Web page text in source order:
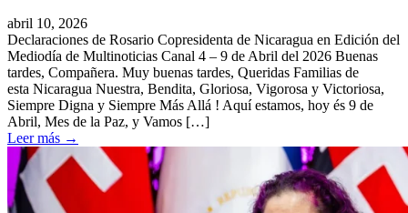
abril 10, 2026
Declaraciones de Rosario Copresidenta de Nicaragua en Edición del
Mediodía de Multinoticias Canal 4 – 9 de Abril del 2026 Buenas
tardes, Compañera. Muy buenas tardes, Queridas Familias de
esta Nicaragua Nuestra, Bendita, Gloriosa, Vigorosa y Victoriosa,
Siempre Digna y Siempre Más Allá ! Aquí estamos, hoy és 9 de
Abril, Mes de la Paz, y Vamos […]
Leer más →